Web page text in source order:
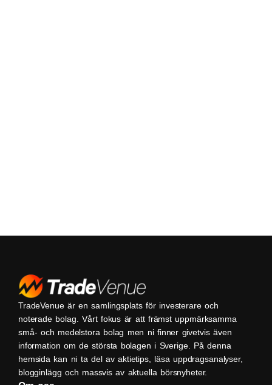
TradeVenue är en samlingsplats för investerare och
noterade bolag. Vårt fokus är att främst uppmärksamma
små- och medelstora bolag men ni finner givetvis även
information om de största bolagen i Sverige. På denna
hemsida kan ni ta del av aktietips, läsa uppdragsanalyser,
blogginlägg och massvis av aktuella börsnyheter.